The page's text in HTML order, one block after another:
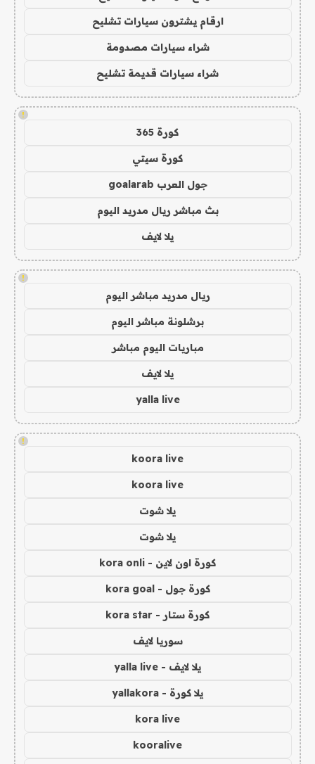
ارقام يشترون سيارات تشليح
شراء سيارات مصدومة
شراء سيارات قديمة تشليح
!
كورة 365
كورة سيتي
جول العرب goalarab
بث مباشر ريال مدريد اليوم
يلا لايف
!
ريال مدريد مباشر اليوم
برشلونة مباشر اليوم
مباريات اليوم مباشر
يلا لايف
yalla live
!
koora live
koora live
يلا شوت
يلا شوت
كورة اون لاين - kora onli
كورة جول - kora goal
كورة ستار - kora star
سوريا لايف
يلا لايف - yalla live
يلا كورة - yallakora
kora live
kooralive